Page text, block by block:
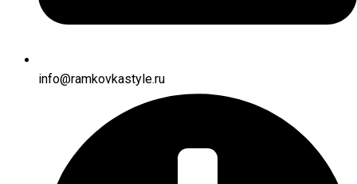
info@ramkovkastyle.ru